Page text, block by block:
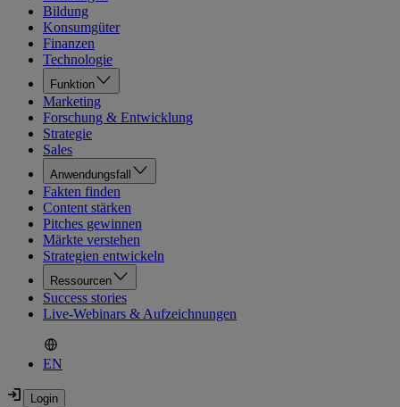
Bildung
Konsumgüter
Finanzen
Technologie
Funktion
Marketing
Forschung & Entwicklung
Strategie
Sales
Anwendungsfall
Fakten finden
Content stärken
Pitches gewinnen
Märkte verstehen
Strategien entwickeln
Ressourcen
Success stories
Live-Webinars & Aufzeichnungen
EN